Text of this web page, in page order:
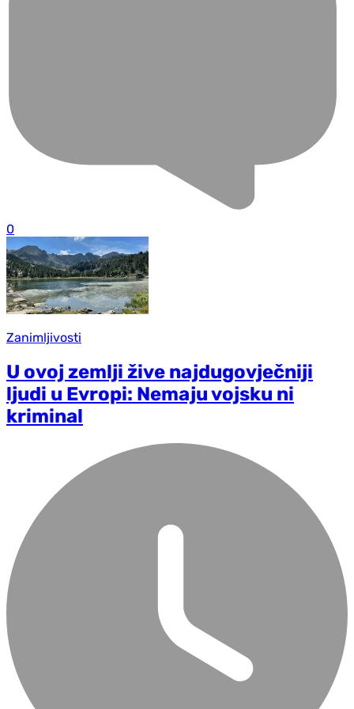
0
Zanimljivosti
U ovoj zemlji žive najdugovječniji
ljudi u Evropi: Nemaju vojsku ni
kriminal